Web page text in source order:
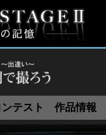
ンテスト 作品情報